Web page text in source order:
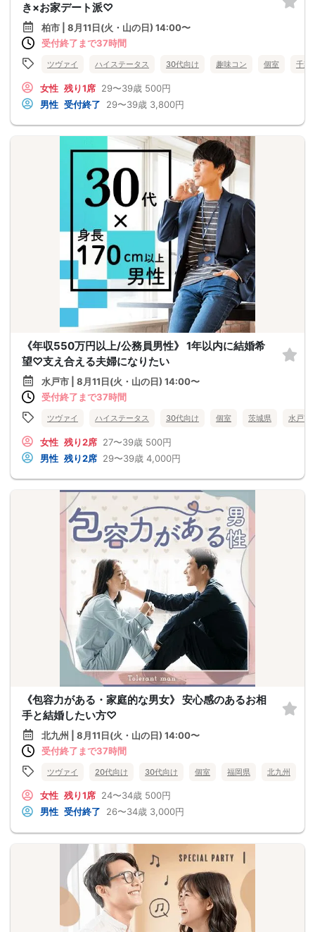
き×お家デート派♡
柏市 | 8月11日(火・山の日) 14:00〜
受付終了まで37時間
ツヴァイ ハイステータス 30代向け 趣味コン 個室 千葉
女性 残り1席 29〜39歳 500円
男性 受付終了 29〜39歳 3,800円
《年収550万円以上/公務員男性》 1年以内に結婚希
望♡支え合える夫婦になりたい
水戸市 | 8月11日(火・山の日) 14:00〜
受付終了まで37時間
ツヴァイ ハイステータス 30代向け 個室 茨城県 水戸市
女性 残り2席 27〜39歳 500円
男性 残り2席 29〜39歳 4,000円
《包容力がある・家庭的な男女》 安心感のあるお相
手と結婚したい方♡
北九州 | 8月11日(火・山の日) 14:00〜
受付終了まで37時間
ツヴァイ 20代向け 30代向け 個室 福岡県 北九州
女性 残り1席 24〜34歳 500円
男性 受付終了 26〜34歳 3,000円